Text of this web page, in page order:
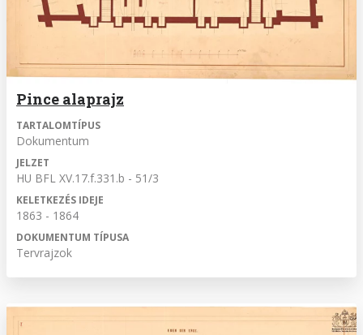
Pince alaprajz
TARTALOMTÍPUS
Dokumentum
JELZET
HU BFL XV.17.f.331.b - 51/3
KELETKEZÉS IDEJE
1863 - 1864
DOKUMENTUM TÍPUSA
Tervrajzok